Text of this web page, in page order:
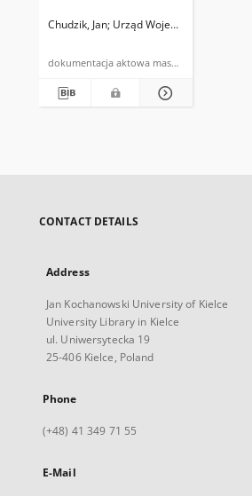
Chudzik, Jan Urząd Wojewódzki w Kielcach
dokumentacja aktowa maszynopis
CONTACT DETAILS
Address
Jan Kochanowski University of Kielce
University Library in Kielce
ul. Uniwersytecka 19
25-406 Kielce, Poland
Phone
(+48) 41 349 71 55
E-Mail